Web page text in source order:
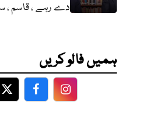
دے رہے ، قاسم ،
ہمیں فالو کریں
TwitterFacebookFacebook